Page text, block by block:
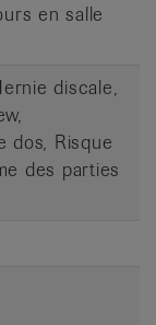
en salle
discale,
dos, Risque
des parties